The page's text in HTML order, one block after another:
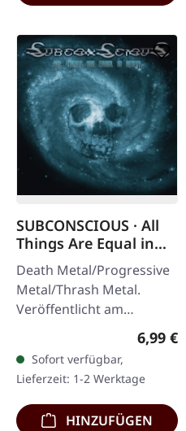
Preis:
SUBCONSCIOUS · All
Things Are Equal in
Death | CD
Death Metal/Progressive
Metal/Thrash Metal.
Veröffentlicht am
08.08.2008, auf Supreme
Chaos Records. CD im
Jewelcase mit 8-seitigem
Booklet.…
6,99 €
Sofort verfügbar,
Lieferzeit: 1-2 Werktage
HINZUFÜGEN